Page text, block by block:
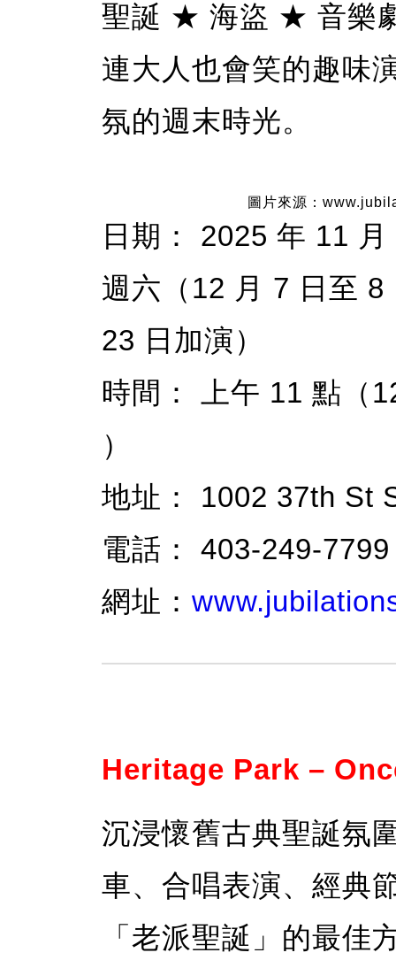
聖誕 ★ 海盜 ★ 音樂
連大人也會笑的趣味
氛的週末時光。
圖片來源：
日期： 2025 年 11
週六（12 月 7 日至
23 日加演）
時間： 上午 11 點（
）
地址： 1002 37th St
電話： 403-249-7799
網址：
Heritage Park –
沉浸懷舊古典聖誕氛
車、合唱表演、經典
「老派聖誕」的最佳